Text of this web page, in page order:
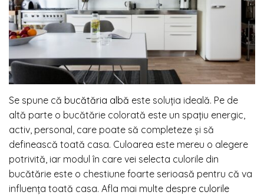
Se spune că bucătăria albă este soluția ideală. Pe de
altă parte o bucătărie colorată este un spațiu energic,
activ, personal, care poate să completeze și să
definească toată casa. Culoarea este mereu o alegere
potrivită, iar modul în care vei selecta culorile din
bucătărie este o chestiune foarte serioasă pentru că va
influența toată casa. Afla mai multe despre culorile